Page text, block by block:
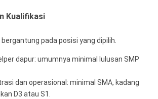
Kualifikasi
pada posisi yang dipilih.
dapur: umumnya minimal lulusan SMP
dan operasional: minimal SMA, kadang
D3 atau S1.